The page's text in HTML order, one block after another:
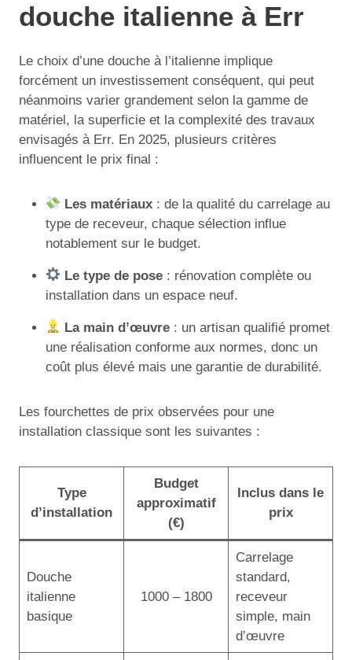
douche italienne à Err
Le choix d’une douche à l’italienne implique
forcément un investissement conséquent, qui peut
néanmoins varier grandement selon la gamme de
matériel, la superficie et la complexité des travaux
envisagés à Err. En 2025, plusieurs critères
influencent le prix final :
Les matériaux : de la qualité du carrelage au
type de receveur, chaque sélection influe
notablement sur le budget.
Le type de pose : rénovation complète ou
installation dans un espace neuf.
La main d’œuvre : un artisan qualifié promet
une réalisation conforme aux normes, donc un
coût plus élevé mais une garantie de durabilité.
Les fourchettes de prix observées pour une
installation classique sont les suivantes :
Type
d’installation
Budget
approximatif
(€)
Inclus dans le
prix
Douche
italienne
basique
1000 – 1800
Carrelage
standard,
receveur
simple, main
d’œuvre